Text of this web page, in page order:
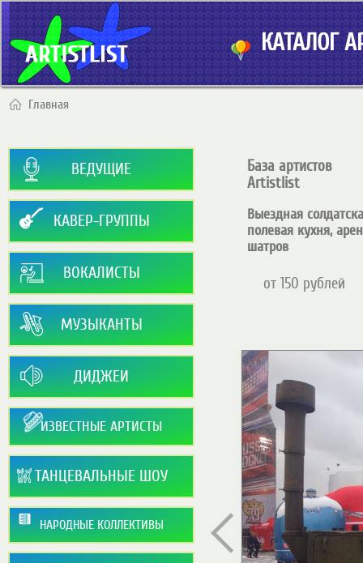
КАТАЛОГ
Главная
ВЕДУЩИЕ
КАВЕР-ГРУППЫ
ВОКАЛИСТЫ
МУЗЫКАНТЫ
ДИДЖЕИ
ИЗВЕСТНЫЕ АРТИСТЫ
ТАНЦЕВАЛЬНЫЕ ШОУ
НАРОДНЫЕ КОЛЛЕКТИВЫ
База артистов
Artistlist
Выездная
полевая кухня,
шатров
от 150 рублей